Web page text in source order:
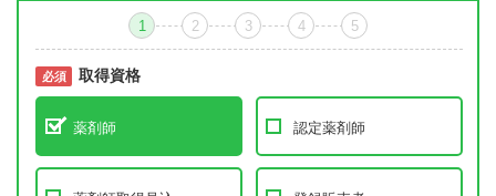
1 2 3 4 5
必須 取得資格
薬剤師 認定薬剤師